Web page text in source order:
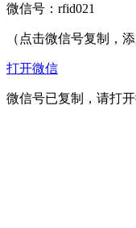
微信号： rfid021
（点击微信号复制，添
打开微信
微信号已复制，请打